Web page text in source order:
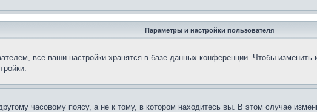
Параметры и настройки пользователя
все ваши настройки хранятся в базе данных конференции. Чтобы изменить
часовому поясу, а не к тому, в котором находитесь вы. В этом случае